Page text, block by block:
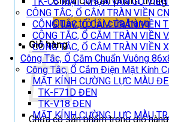
Quay trở lại cửa hàng
Giỏ hàng
Chưa có sản phẩm trong giỏ
CÔNG TẮC, Ổ CẮM TRÀN VIỀN CN
CÔNG TẮC, Ổ CẮM TRÀN VIỀN
CÔNG TẮC, Ổ CẮM TRÀN VIỀN
CÔNG TẮC, Ổ CẮM TRÀN VIỀN
Công Tắc, Ổ Cắm Chuẩn Vuông
Công Tắc, Ổ Cắm Điện Mặt Kính
MẶT KÍNH CƯỜNG LỰC MÀU
TK-F71D ĐEN
TK-V18 ĐEN
MẶT KÍNH CƯỜNG LỰC MÀU